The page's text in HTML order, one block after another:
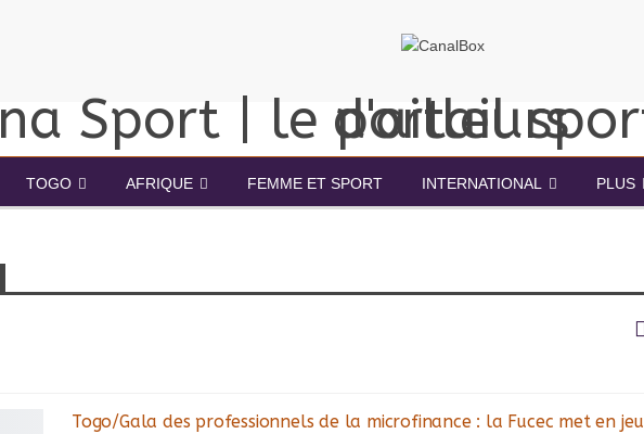
TOGO AFRIQUE FEMME ET SPORT INTERNATIONAL PLUS
Togo/Gala des professionnels de la microfinance : la Fucec met en jeu